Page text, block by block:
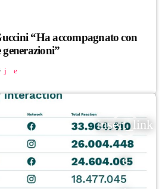
“Ha accompagnato con
generazioni”
insert_link